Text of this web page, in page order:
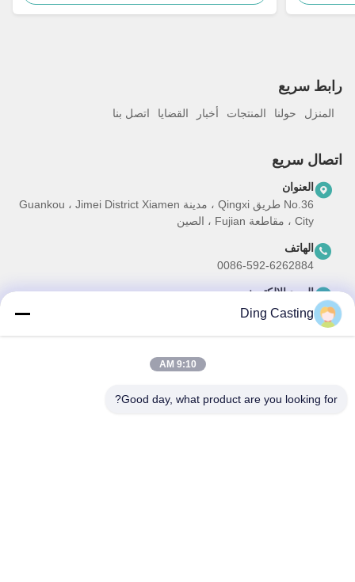
رابط سريع
المنزل حولنا المنتجات أخبار القضايا اتصل بنا
اتصال سريع
العنوان
No.36 طريق Qingxi ، مدينة Guankou ، Jimei District Xiamen
City ، مقاطعة Fujian ، الصين
الهاتف
0086-592-6262884
البريد الإلكتروني
dzivy@idzxm.cn
اشترك في نشرتنا الإخبارية للحصول على خصومات وأكثر.
Ding Casting
9:10 AM
Good day, what product are you looking for?